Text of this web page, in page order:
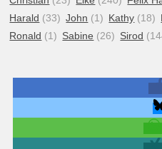
Harald (33) John (1) Kathy (18)
Ronald (1) Sabine (26) Sirod